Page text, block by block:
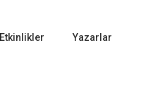
Etkinlikler Yazarlar